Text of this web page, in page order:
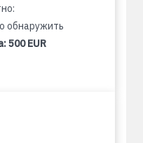
обнаружить
500 EUR